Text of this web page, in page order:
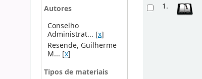
Autores
Conselho
Administrat... [x]
Resende, Guilherme
M... [x]
Tipos de materiais
1.